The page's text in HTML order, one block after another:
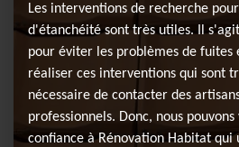
Les interventions de recherche
d'étanchéité sont très utiles. Il
pour éviter les problèmes de
réaliser ces interventions qui sont
nécessaire de contacter des
professionnels. Donc, nous
confiance à Rénovation Habitat qui